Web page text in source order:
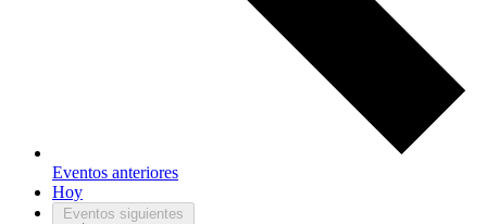
Eventos anteriores
Hoy
Eventos siguientes